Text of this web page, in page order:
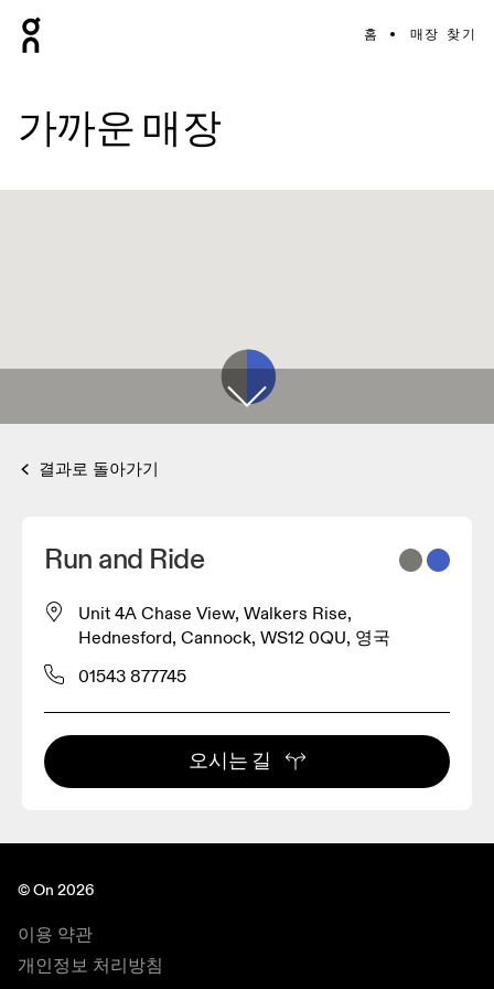
홈 매장 찾기
가까운 매장
결과로 돌아가기
Run and Ride
Unit 4A Chase View, Walkers Rise,
Hednesford, Cannock, WS12 0QU, 영국
01543 877745
오시는 길
© On 2026
이용 약관
개인정보 처리방침